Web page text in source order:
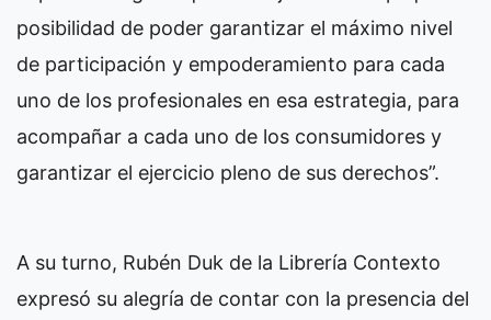
posibilidad de poder garantizar el máximo nivel
de participación y empoderamiento para cada
uno de los profesionales en esa estrategia, para
acompañar a cada uno de los consumidores y
garantizar el ejercicio pleno de sus derechos”.
A su turno, Rubén Duk de la Librería Contexto
expresó su alegría de contar con la presencia del